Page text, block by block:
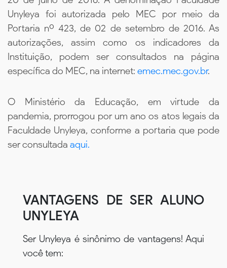
Unyleya foi autorizada pelo MEC por meio da
Portaria nº 423, de 02 de setembro de 2016. As
autorizações, assim como os indicadores da
Instituição, podem ser consultados na página
específica do MEC, na internet: emec.mec.gov.br.
O Ministério da Educação, em virtude da
pandemia, prorrogou por um ano os atos legais da
Faculdade Unyleya, conforme a portaria que pode
ser consultada aqui.
VANTAGENS DE SER ALUNO
UNYLEYA
Ser Unyleya é sinônimo de vantagens! Aqui
você tem: